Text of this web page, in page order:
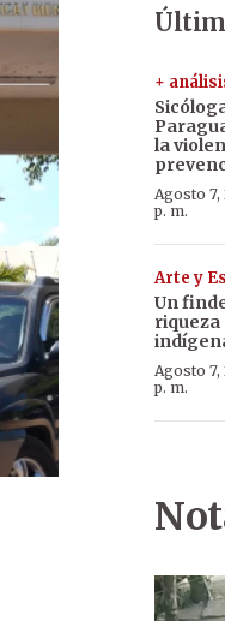
+
la
Agosto 7,
p. m.
Arte y
Un
riqueza
Agosto 7,
p. m.